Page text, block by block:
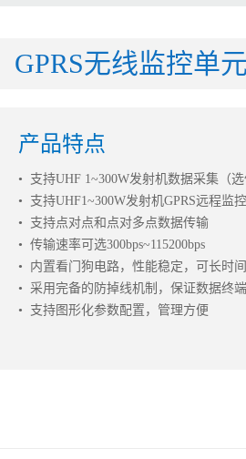
GPRS无线监控单元
产品特点
• 支持UHF 1~300W发射机数据采集（选
• 支持UHF1~300W发射机GPRS远程监控
• 支持点对点和点对多点数据传输
• 传输速率可选300bps~115200bps
• 内置看门狗电路，性能稳定，可长时
• 采用完备的防掉线机制，保证数据终
• 支持图形化参数配置，管理方便